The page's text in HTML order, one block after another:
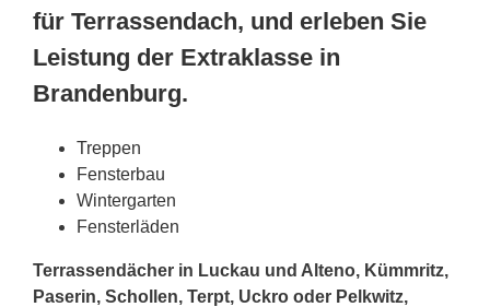
für Terrassendach, und erleben Sie
Leistung der Extraklasse in
Brandenburg.
Treppen
Fensterbau
Wintergarten
Fensterläden
Terrassendächer in Luckau und Alteno, Kümmritz,
Paserin, Schollen, Terpt, Uckro oder Pelkwitz,